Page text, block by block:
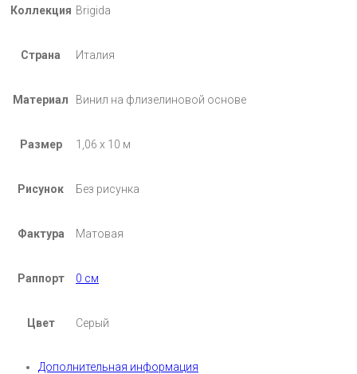
Коллекция Brigida
Страна Италия
Материал Винил на флизелиновой основе
Размер 1,06 х 10 м
Рисунок Без рисунка
Фактура Матовая
Раппорт 0 см
Цвет Серый
Дополнительная информация